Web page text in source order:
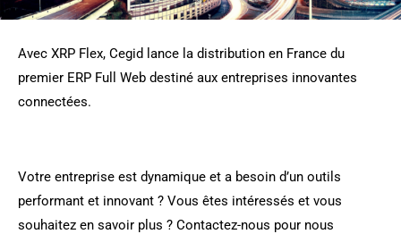
Avec XRP Flex, Cegid lance la distribution en France du
premier ERP Full Web destiné aux entreprises innovantes
connectées.
Votre entreprise est dynamique et a besoin d’un outils
performant et innovant ? Vous êtes intéressés et vous
souhaitez en savoir plus ? Contactez-nous pour nous